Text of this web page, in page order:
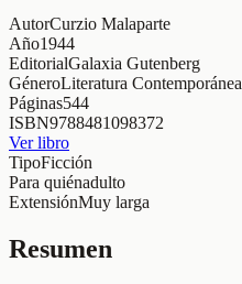
AutorCurzio Malaparte
Año1944
EditorialGalaxia Gutenberg
GéneroLiteratura Contemporánea
Páginas544
ISBN9788481098372
Ver libro
TipoFicción
Para quiénadulto
ExtensiónMuy larga
Resumen